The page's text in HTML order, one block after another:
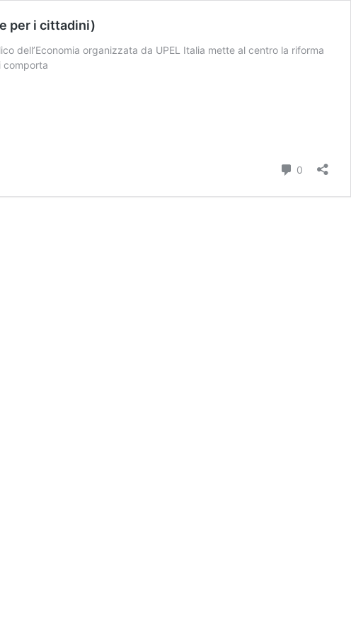
per i cittadini)
dell’Economia organizzata da UPEL Italia mette al centro la riforma
comporta
0 Commenti